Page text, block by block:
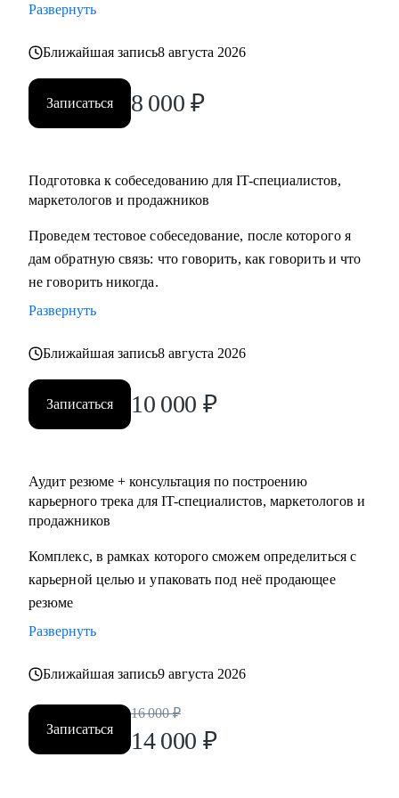
карьеры, если текущая уже не драйвит
• Как перейти в направление project менеджмента, строить
Кому могу помочь:
Развернуть
Ближайшая запись8 августа 2026
Записаться 8 000 ₽
Подготовка к собеседованию для IT-специалистов,
маркетологов и продажников
Проведем тестовое собеседование, после которого я
дам обратную связь: что говорить, как говорить и что
не говорить никогда.
Развернуть
Ближайшая запись8 августа 2026
Записаться 10 000 ₽
Аудит резюме + консультация по построению
карьерного трека для IT-специалистов, маркетологов и
продажников
Комплекс, в рамках которого сможем определиться с
карьерной целью и упаковать под неё продающее
резюме
Развернуть
Ближайшая запись9 августа 2026
Записаться
16 000 ₽
14 000 ₽